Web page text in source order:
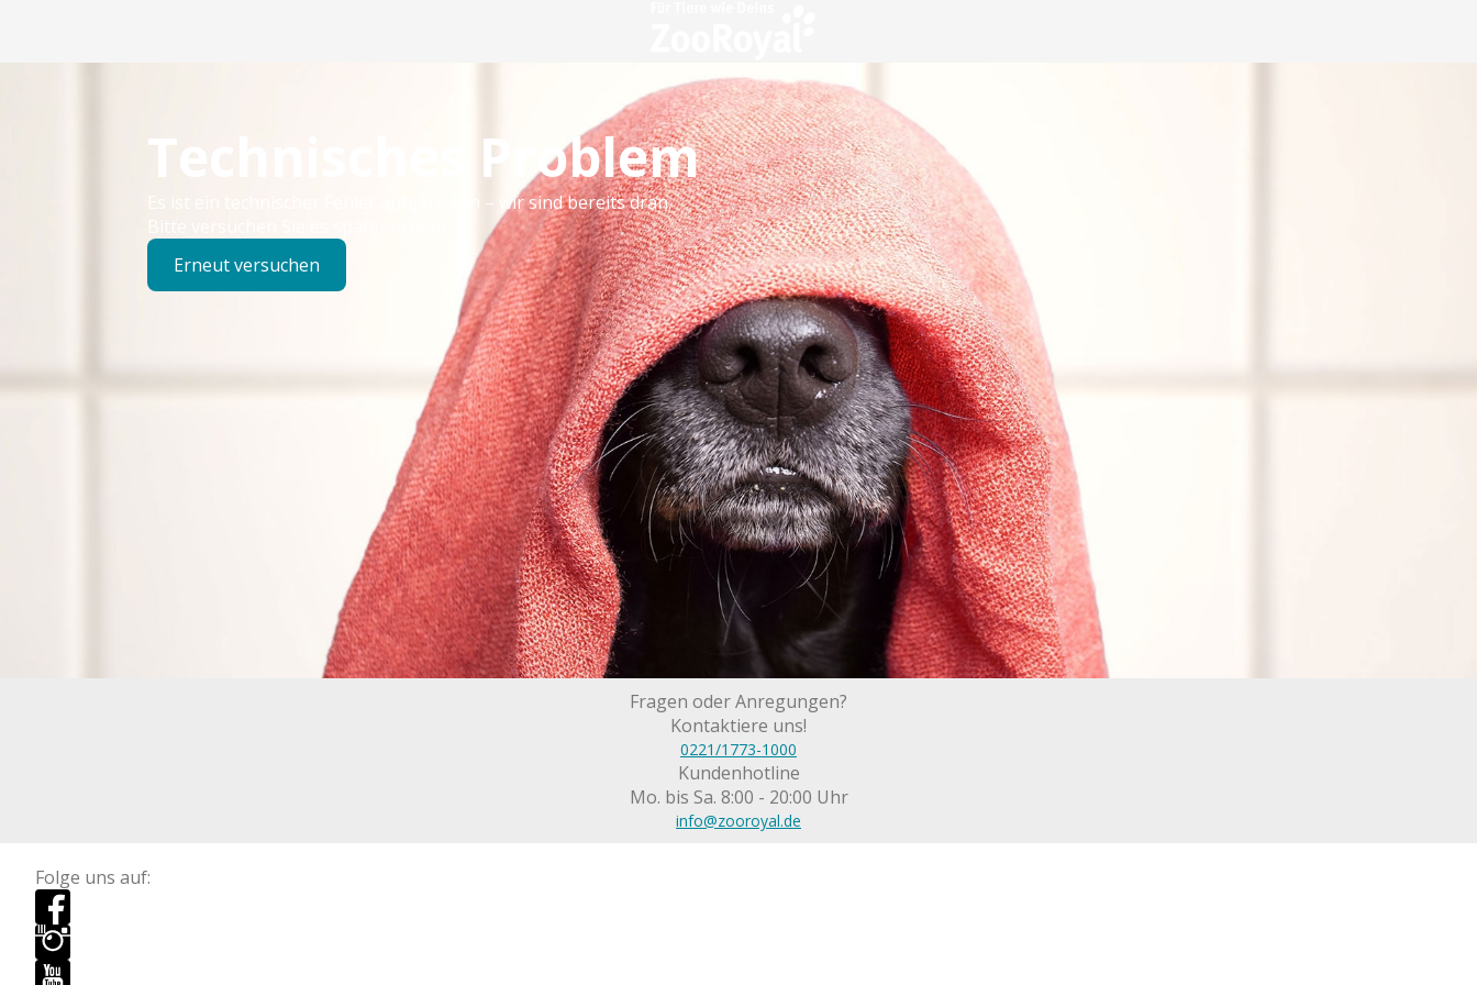
Technisches Problem
Es ist ein technischer Fehler aufgetreten – wir sind bereits dran.
Bitte versuchen Sie es später erneut.
Erneut versuchen
Fragen oder Anregungen?
Kontaktiere uns!
0221/1773-1000
Kundenhotline
Mo. bis Sa. 8:00 - 20:00 Uhr
info@zooroyal.de
Folge uns auf: